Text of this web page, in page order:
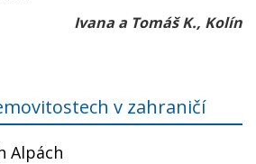
Ivana a Tomáš K., Kolín
v zahraničí
Alpách